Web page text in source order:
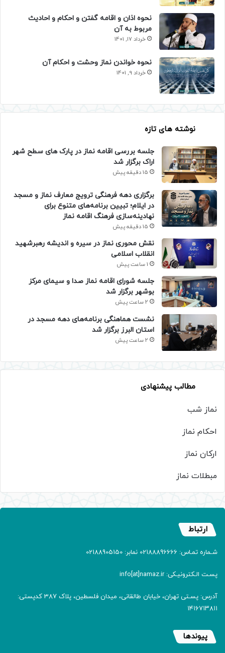
نحوه اذان و اقامه گفتن و احکام و احادیث
مربوط به آن
خرداد 17, 1401
نحوه خواندن نماز وحشت و احکام آن
خرداد 9, 1401
نوشته های تازه
جلسه بررسی اقامه نماز در پارک های سطح شهر
اراک برگزار شد
15 دقیقه پیش
برگزاری دهه فرهنگی ترویج معارف نماز و مسجد
در ایلام؛ تبیین برنامه‌های متنوع برای
نهادینه‌سازی فرهنگ اقامه نماز
15 دقیقه پیش
نقش محوری نماز در سیره و اندیشه رهبرشهید
انقلاب اسلامی
1 ساعت پیش
جلسه شورای اقامه نماز صدا و سیمای مرکز
بوشهر برگزار شد
2 ساعت پیش
نشست هماهنگی برنامه‌های دهه مسجد در
استان البرز برگزار شد
2 ساعت پیش
مطالب پیشنهادی
نماز شب
احکام نماز
ارکان نماز
مبطلات نماز
ارتباط
شـماره تمـاس: 02188896666 نمابر: 02188905150
پسـت الـکترونیـکی: info[at]namaz.ir
آدرس: پسـتی تهران، خیابان طالقانی، میدان فلسطین، پلاک 387 کدپستی:
۱۴۱۶۷۱۳۸۱۱
پیوندها